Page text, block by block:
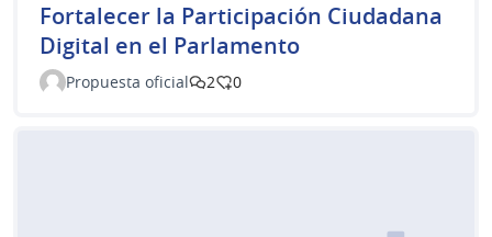
Fortalecer la Participación Ciudadana
Digital en el Parlamento
Propuesta oficial 2 0